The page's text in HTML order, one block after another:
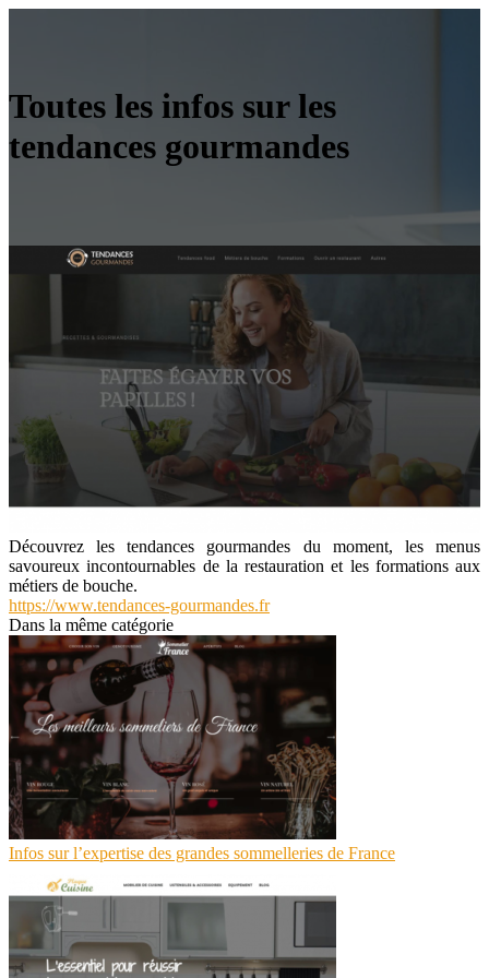
Toutes les infos sur les
tendances gourmandes
Découvrez les tendances gourmandes du moment, les menus
savoureux incontournables de la restauration et les formations aux
métiers de bouche.
https://www.tendances-gourmandes.fr
Dans la même catégorie
Infos sur l’expertise des grandes sommelleries de France